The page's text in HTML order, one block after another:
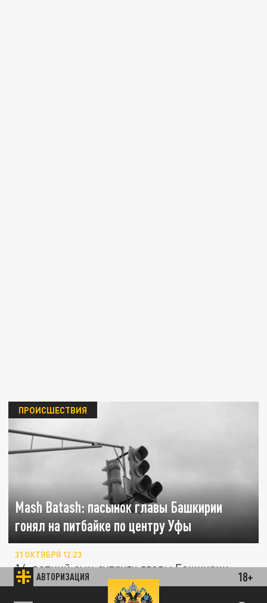
АВТОРИЗАЦИЯ 18+
Mash Batash: пасынок главы Башкирии
гонял на питбайке по центру Уфы
ПРОИСШЕСТВИЯ
31 ОКТЯБРЯ 12:23
16-летний сын супруги главы Башкирии
похвалился в соцсети, как нарушает ПДД,
гоняя на питбайке по центру Уфы...